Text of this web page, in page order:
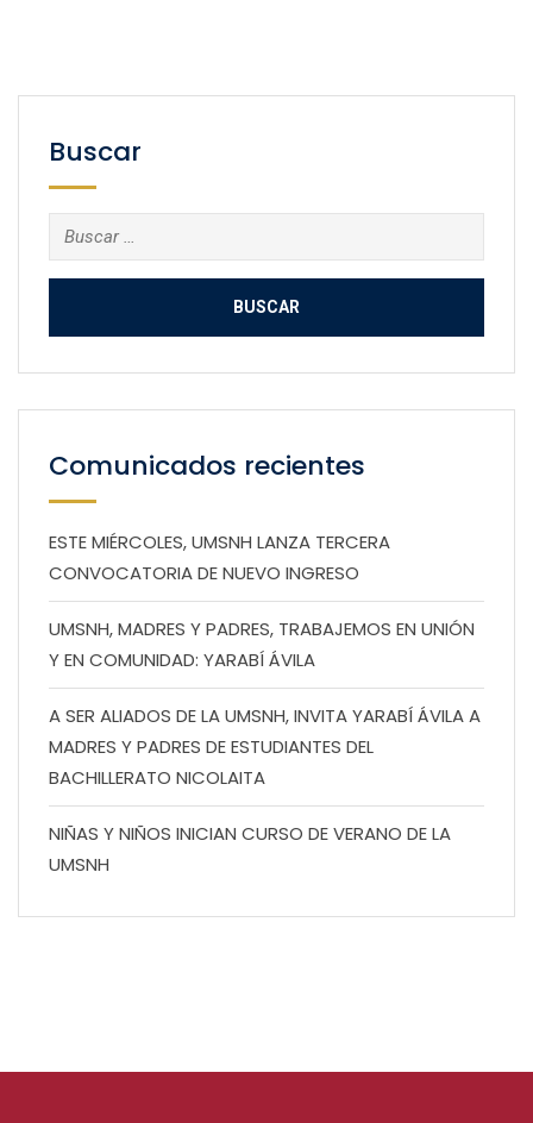
Buscar
Buscar:
Comunicados recientes
ESTE MIÉRCOLES, UMSNH LANZA TERCERA
CONVOCATORIA DE NUEVO INGRESO
UMSNH, MADRES Y PADRES, TRABAJEMOS EN UNIÓN
Y EN COMUNIDAD: YARABÍ ÁVILA
A SER ALIADOS DE LA UMSNH, INVITA YARABÍ ÁVILA A
MADRES Y PADRES DE ESTUDIANTES DEL
BACHILLERATO NICOLAITA
NIÑAS Y NIÑOS INICIAN CURSO DE VERANO DE LA
UMSNH